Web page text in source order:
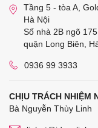
Tầng 5 - tòa A,
Hà Nội
Số nhà 2B ngõ
quận Long Biên,
0936 99 3933
CHỊU TRÁCH NHIỆM
Bà Nguyễn Thùy Linh